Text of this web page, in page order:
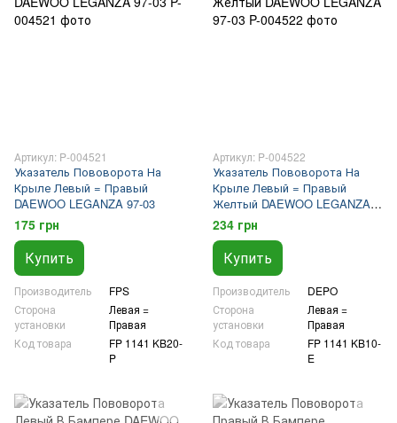
Артикул: P-004521
Указатель Пововорота На
Крыле Левый = Правый
DAEWOO LEGANZA 97-03
175 грн
Купить
Производитель
FPS
Сторона
установки
Левая =
Правая
Код товара
FP 1141 KB20-
P
Артикул: P-004522
Указатель Пововорота На
Крыле Левый = Правый
Желтый DAEWOO LEGANZA
97-03
234 грн
Купить
Производитель
DEPO
Сторона
установки
Левая =
Правая
Код товара
FP 1141 KB10-
E